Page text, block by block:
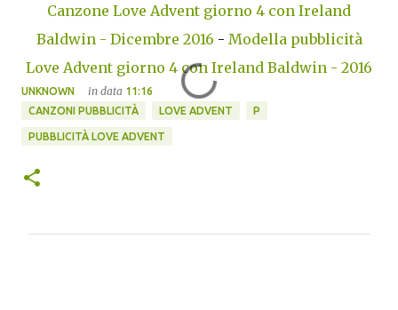
Canzone Love Advent giorno 4 con Ireland
Baldwin - Dicembre 2016 - Modella pubblicità
Love Advent giorno 4 con Ireland Baldwin - 2016
UNKNOWN in data 11:16
CANZONI PUBBLICITÀ
LOVE ADVENT P
PUBBLICITÀ LOVE ADVENT